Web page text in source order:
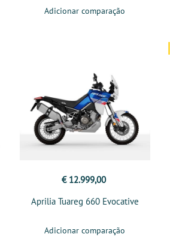
Adicionar comparação
€ 12.999,00
Aprilia Tuareg 660 Evocative
Adicionar comparação